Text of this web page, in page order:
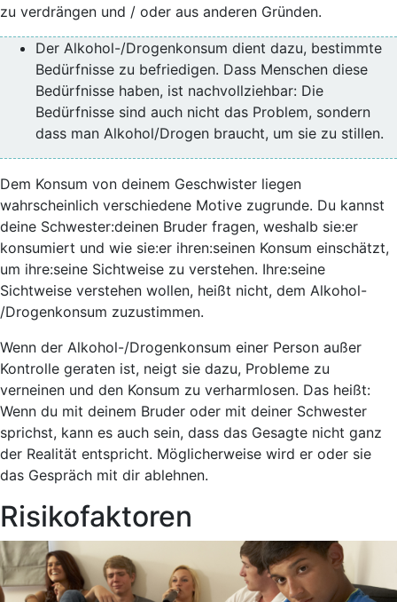
zu verdrängen und / oder aus anderen Gründen.
Der Alkohol-/Drogenkonsum dient dazu, bestimmte
Bedürfnisse zu befriedigen. Dass Menschen diese
Bedürfnisse haben, ist nachvollziehbar: Die
Bedürfnisse sind auch nicht das Problem, sondern
dass man Alkohol/Drogen braucht, um sie zu stillen.
Dem Konsum von deinem Geschwister liegen
wahrscheinlich verschiedene Motive zugrunde. Du kannst
deine Schwester:deinen Bruder fragen, weshalb sie:er
konsumiert und wie sie:er ihren:seinen Konsum einschätzt,
um ihre:seine Sichtweise zu verstehen. Ihre:seine
Sichtweise verstehen wollen, heißt nicht, dem Alkohol-
/Drogenkonsum zuzustimmen.
Wenn der Alkohol-/Drogenkonsum einer Person außer
Kontrolle geraten ist, neigt sie dazu, Probleme zu
verneinen und den Konsum zu verharmlosen. Das heißt:
Wenn du mit deinem Bruder oder mit deiner Schwester
sprichst, kann es auch sein, dass das Gesagte nicht ganz
der Realität entspricht. Möglicherweise wird er oder sie
das Gespräch mit dir ablehnen.
Risikofaktoren